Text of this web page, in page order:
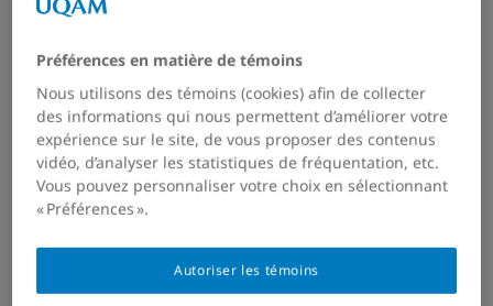
Contact
4 Different ways to think
about your futur retirement
Préférences en matière de témoins
Nous utilisons des témoins (cookies) afin de collecter
des informations qui nous permettent d’améliorer votre
expérience sur le site, de vous proposer des contenus
vidéo, d’analyser les statistiques de fréquentation, etc.
Vous pouvez personnaliser votre choix en sélectionnant
« Préférences ».
Autoriser les témoins